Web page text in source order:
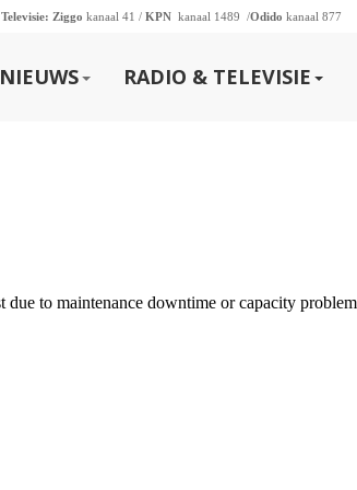
Televisie: Ziggo kanaal 41 / KPN kanaal 1489 /Odido kanaal 877
NIEUWS RADIO & TELEVISIE